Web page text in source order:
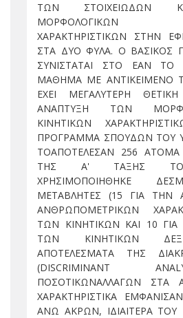
ΤΩΝ ΣΤΟΙΧΕΙΩΔΩΝ
ΜΟΡΦΟΛΟΓΙΚΩΝ
ΧΑΡΑΚΤΗΡΙΣΤΙΚΩΝ ΣΤΗΝ
ΣΤΑ ΔΥΟ ΦΥΛΑ. Ο ΒΑΣΙΚΟΣ
ΣΥΝΙΣΤΑΤΑΙ ΣΤΟ ΕΑΝ ΤΟ
ΜΑΘΗΜΑ ΜΕ ΑΝΤΙΚΕΙΜΕΝΟ
ΕΧΕΙ ΜΕΓΑΛΥΤΕΡΗ
ΑΝΑΠΤΥΞΗ ΤΩΝ
ΚΙΝΗΤΙΚΩΝ
ΠΡΟΓΡΑΜΜΑ ΣΠΟΥΔΩΝ ΤΟΥ
ΤΟΑΠΟΤΕΛΕΣΑΝ 256
ΤΗΣ Α' ΤΑΞΗΣ ΤΟΥ
ΧΡΗΣΙΜΟΠΟΙΗΘΗΚΕ
ΜΕΤΑΒΛΗΤΕΣ (15 ΓΙΑ ΤΗΝ
ΑΝΘΡΩΠΟΜΕΤΡΙΚΩΝ
ΤΩΝ ΚΙΝΗΤΙΚΩΝ ΚΑΙ 10
ΤΩΝ ΚΙΝΗΤΙΚΩΝ
ΑΠΟΤΕΛΕΣΜΑΤΑ ΤΗΣ
(DISCRIMINANT
ΠΟΣΟΤΙΚΩΝΑΛΛΑΓΩΝ ΣΤΑ
ΧΑΡΑΚΤΗΡΙΣΤΙΚΑ
ΑΝΩ ΑΚΡΩΝ, ΙΔΙΑΙΤΕΡΑ